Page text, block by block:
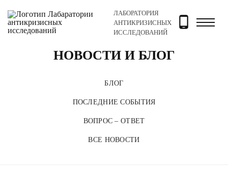
ЛАБОРАТОРИЯ
АНТИКРИЗИСНЫХ
ИССЛЕДОВАНИЙ
Главная Новости и блог
НОВОСТИ И БЛОГ
БЛОГ
ПОСЛЕДНИЕ СОБЫТИЯ
ВОПРОС – ОТВЕТ
ВСЕ НОВОСТИ